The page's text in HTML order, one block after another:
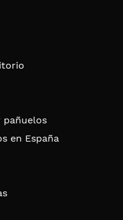
pañuelos
en España